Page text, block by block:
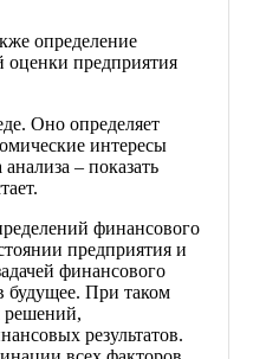
определение
оценки предприятия
Оно определяет
интересы
– показать
финансового
предприятия и
финансового
будущее. При таком
решений,
результатов.